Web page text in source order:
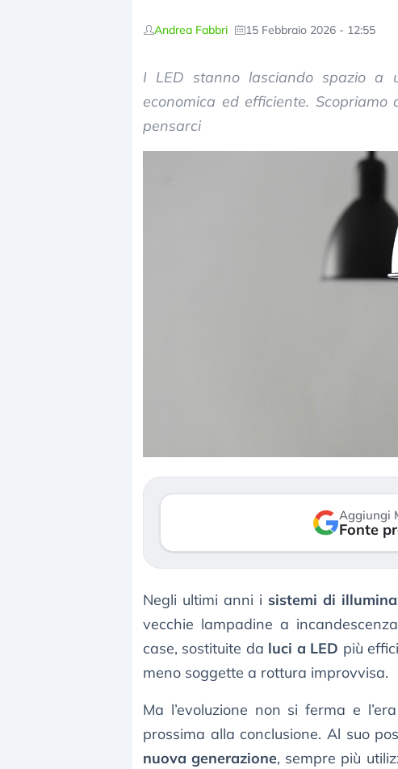
Andrea Fabbri 15 Febbraio 2026 - 12:55
I LED stanno lasciando spazio a
economica ed efficiente.
pensarci
Aggiungi
Fonte
Negli ultimi anni i sistemi di
vecchie lampadine a
case, sostituite da luci a LED più
meno soggette a rottura improvvisa.
Ma l’evoluzione non si ferma e
prossima alla conclusione. Al suo
nuova generazione, sempre più
mostrando segni di
verso le (…)